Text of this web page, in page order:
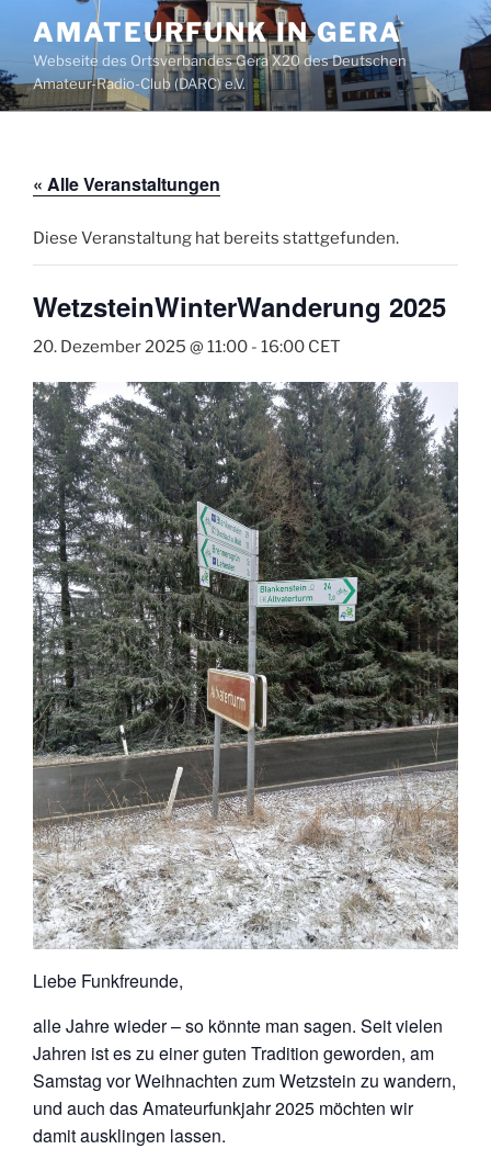
Inhalt
springen
AMATEURFUNK IN GERA
Webseite des Ortsverbandes Gera X20 des Deutschen
Amateur-Radio-Club (DARC) e.V.
« Alle Veranstaltungen
Diese Veranstaltung hat bereits stattgefunden.
WetzsteinWinterWanderung 2025
20. Dezember 2025 @ 11:00 - 16:00 CET
Liebe Funkfreunde,
alle Jahre wieder – so könnte man sagen. Seit vielen
Jahren ist es zu einer guten Tradition geworden, am
Samstag vor Weihnachten zum Wetzstein zu wandern,
und auch das Amateurfunkjahr 2025 möchten wir
damit ausklingen lassen.